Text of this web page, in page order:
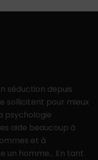
séduction depuis
sollicitent pour mieux
psychologie
aide beaucoup à
et à
un homme… En tant